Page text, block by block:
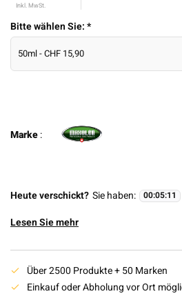
Inkl. MwSt.
Bitte wählen Sie:*
Marke:
Heute verschickt? Sie haben: 00:05:11
Lesen Sie mehr
Über 2500 Produkte + 50 Marken
Einkauf oder Abholung vor Ort